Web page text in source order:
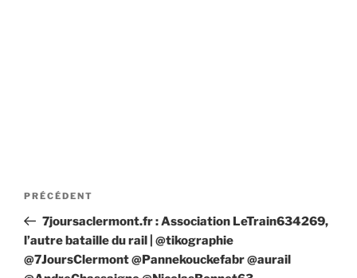
Navigation
l’article
Article
précédent
PRÉCÉDENT
7joursaclermont.fr : Association LeTrain634269,
l’autre bataille du rail | @tikographie
@7JoursClermont @Pannekouckefabr @aurail